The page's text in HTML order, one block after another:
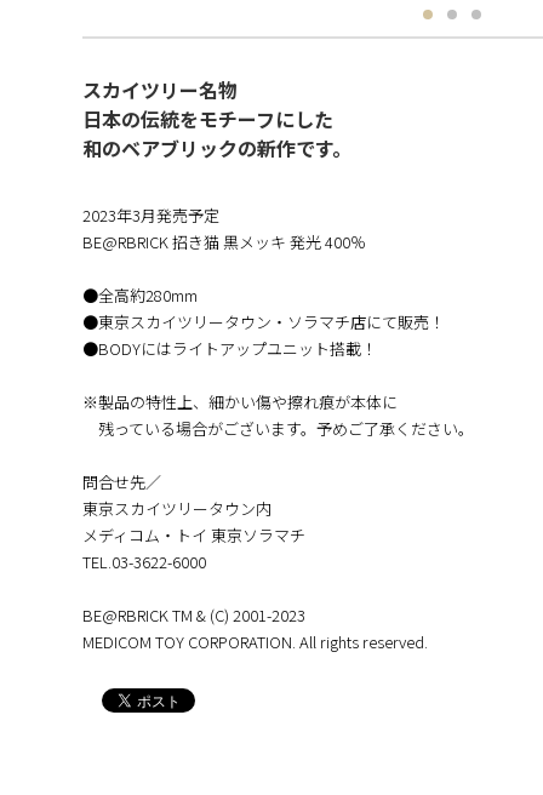
スカイツリー名物
日本の伝統をモチーフにした
和のベアブリックの新作です。
2023年3月発売予定
BE@RBRICK 招き猫 黒メッキ 発光 400％
●全高約280mm
●東京スカイツリータウン・ソラマチ店にて販売！
●BODYにはライトアップユニット搭載！
※製品の特性上、細かい傷や擦れ痕が本体に
残っている場合がございます。予めご了承ください。
問合せ先／
東京スカイツリータウン内
メディコム・トイ 東京ソラマチ
TEL.︎03-3622-6000
BE@RBRICK TM & (C) 2001-2023
MEDICOM TOY CORPORATION. All rights reserved.